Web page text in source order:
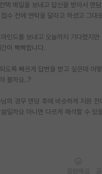
택 메일을 보내고 답신을 받아서 면
수 전에 연락을 달라고 하셨고 그대
인드를 보내고 오늘까지 기다렸지
이 빡빡합니다.
도록 빠르게 답변을 받고 싶은데 어
볼까요..?
의 경우 면담 후에 비슷하게 지원
일까요 아니면 다르게 해석할 수